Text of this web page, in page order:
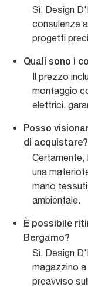
Sì, Design
consulenze
progetti
Quali sono i
Il prezzo
montaggio
elettrici,
Posso
di acquistare?
Certamente,
una
mano
ambientale.
È possibile
Bergamo?
Sì, Design
magazzino
preavviso